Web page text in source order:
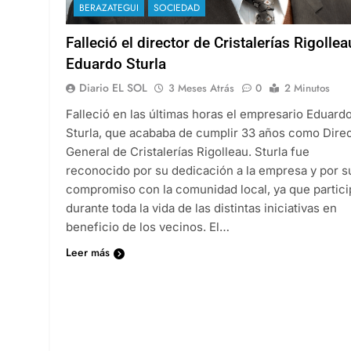
BERAZATEGUI SOCIEDAD
Falleció el director de Cristalerías
Eduardo Sturla
Diario EL SOL 3 Meses Atrás 0
2 Minutos
Falleció en las últimas horas el empresario
Sturla, que acababa de cumplir 33 años como
General de Cristalerías Rigolleau. Sturla fue
reconocido por su dedicación a la empresa y por
compromiso con la comunidad local, ya que
durante toda la vida de las distintas iniciativas en
beneficio de los vecinos. El…
Leer más